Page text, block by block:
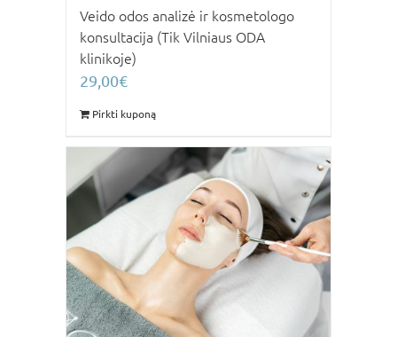
Veido odos analizė ir kosmetologo
konsultacija (Tik Vilniaus ODA
klinikoje)
29,00€
Pirkti kuponą